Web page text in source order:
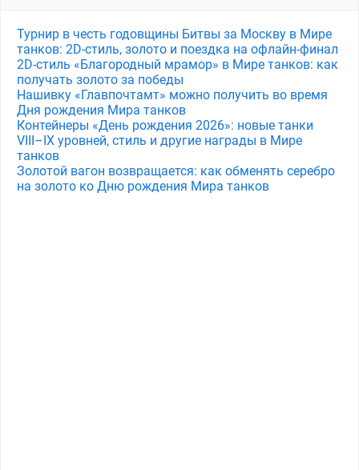
Турнир в честь годовщины Битвы за Москву в Мире
танков: 2D-стиль, золото и поездка на офлайн-финал
2D-стиль «Благородный мрамор» в Мире танков: как
получать золото за победы
Нашивку «Главпочтамт» можно получить во время
Дня рождения Мира танков
Контейнеры «День рождения 2026»: новые танки
VIII–IX уровней, стиль и другие награды в Мире
танков
Золотой вагон возвращается: как обменять серебро
на золото ко Дню рождения Мира танков